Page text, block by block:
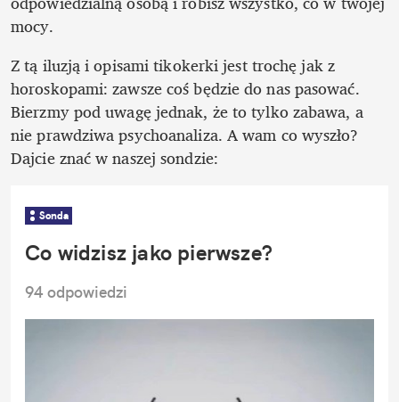
mocy.
Z tą iluzją i opisami tikokerki jest trochę jak z
horoskopami: zawsze coś będzie do nas pasować.
Bierzmy pod uwagę jednak, że to tylko zabawa, a
nie prawdziwa psychoanaliza. A wam co wyszło?
Dajcie znać w naszej sondzie:
Sonda
Co widzisz jako pierwsze?
94 odpowiedzi